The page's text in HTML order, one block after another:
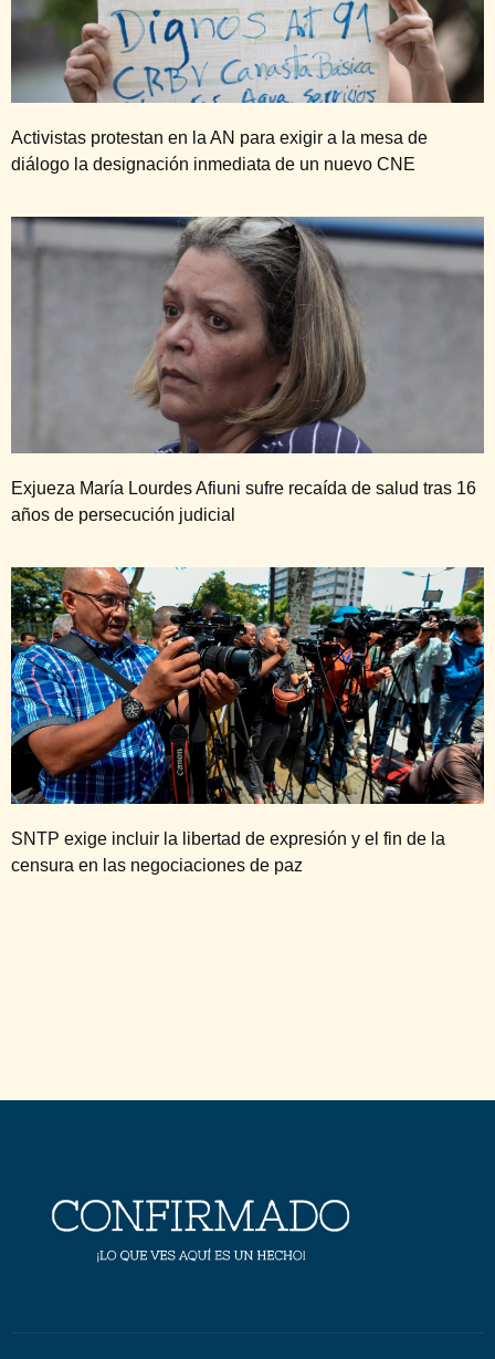
Activistas protestan en la AN para exigir a la mesa de
diálogo la designación inmediata de un nuevo CNE
Exjueza María Lourdes Afiuni sufre recaída de salud tras 16
años de persecución judicial
SNTP exige incluir la libertad de expresión y el fin de la
censura en las negociaciones de paz